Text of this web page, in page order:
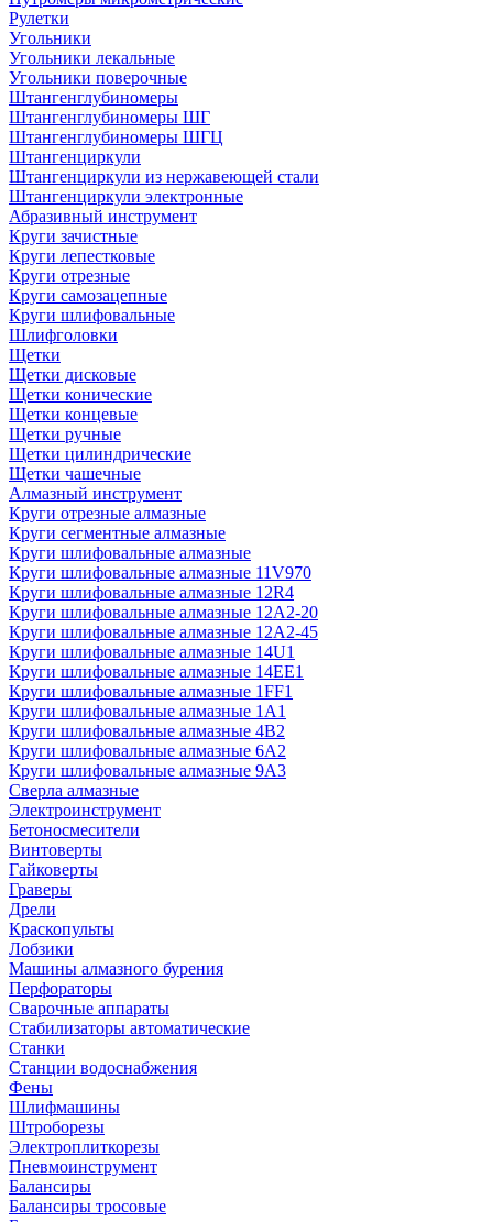
Рулетки
Угольники
Угольники лекальные
Угольники поверочные
Штангенглубиномеры
Штангенглубиномеры ШГ
Штангенглубиномеры ШГЦ
Штангенциркули
Штангенциркули из нержавеющей стали
Штангенциркули электронные
Абразивный инструмент
Круги зачистные
Круги лепестковые
Круги отрезные
Круги самозацепные
Круги шлифовальные
Шлифголовки
Щетки
Щетки дисковые
Щетки конические
Щетки концевые
Щетки ручные
Щетки цилиндрические
Щетки чашечные
Алмазный инструмент
Круги отрезные алмазные
Круги сегментные алмазные
Круги шлифовальные алмазные
Круги шлифовальные алмазные 11V970
Круги шлифовальные алмазные 12R4
Круги шлифовальные алмазные 12А2-20
Круги шлифовальные алмазные 12А2-45
Круги шлифовальные алмазные 14U1
Круги шлифовальные алмазные 14ЕЕ1
Круги шлифовальные алмазные 1FF1
Круги шлифовальные алмазные 1А1
Круги шлифовальные алмазные 4В2
Круги шлифовальные алмазные 6A2
Круги шлифовальные алмазные 9А3
Сверла алмазные
Электроинструмент
Бетоносмесители
Винтоверты
Гайковерты
Граверы
Дрели
Краскопульты
Лобзики
Машины алмазного бурения
Перфораторы
Сварочные аппараты
Стабилизаторы автоматические
Станки
Станции водоснабжения
Фены
Шлифмашины
Штроборезы
Электроплиткорезы
Пневмоинструмент
Балансиры
Балансиры тросовые